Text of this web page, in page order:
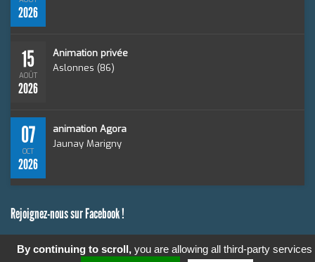
2026
15
AOÛT
2026
Animation privée
Aslonnes (86)
07
OCT
2026
animation Agora
Jaunay Marigny
Rejoignez-nous sur Facebook !
By continuing to scroll, you are allowing all third-party services